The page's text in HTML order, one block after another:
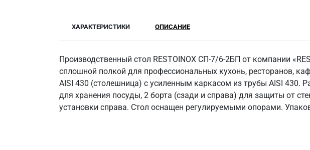
ХАРАКТЕРИСТИКИ ОПИСАНИЕ
Производственный стол RESTOINOX СП-7/6-2БП от компании
сплошной полкой для профессиональных кухонь, ресторанов,
AISI 430 (столешница) с усиленным каркасом из трубы AISI 430.
для хранения посуды, 2 борта (сзади и справа) для защиты от
установки справа. Стол оснащен регулируемыми опорами.